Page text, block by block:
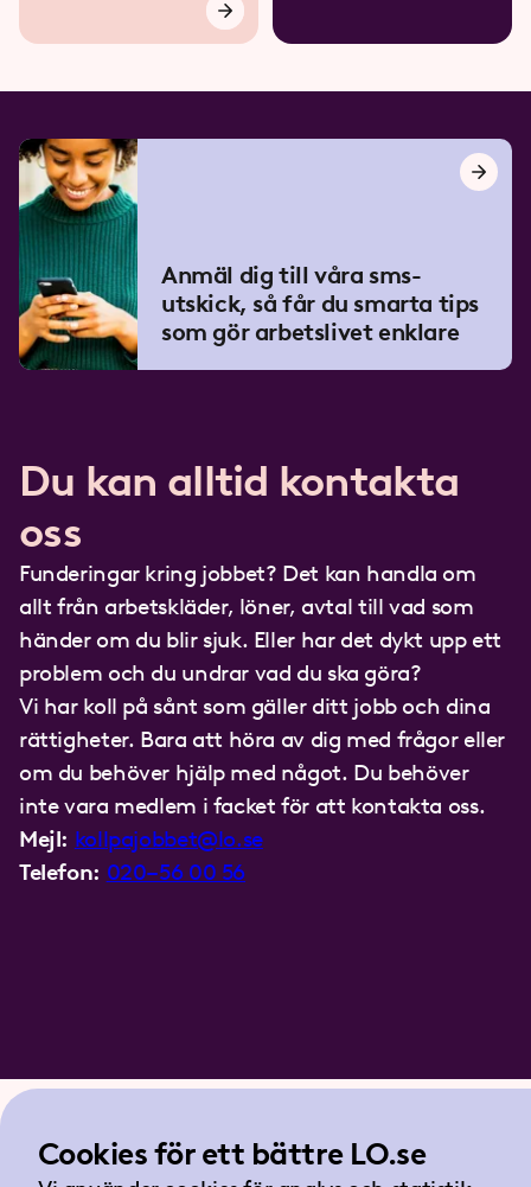
Anmäl dig till våra sms-
utskick, så får du smarta tips
som gör arbetslivet enklare
Du kan alltid kontakta
oss
Funderingar kring jobbet? Det kan handla om
allt från arbetskläder, löner, avtal till vad som
händer om du blir sjuk. Eller har det dykt upp ett
problem och du undrar vad du ska göra?
Vi har koll på sånt som gäller ditt jobb och dina
rättigheter. Bara att höra av dig med frågor eller
om du behöver hjälp med något. Du behöver
inte vara medlem i facket för att kontakta oss.
Mejl: kollpajobbet@lo.se
Telefon: 020–56 00 56
Cookies för ett bättre LO.se